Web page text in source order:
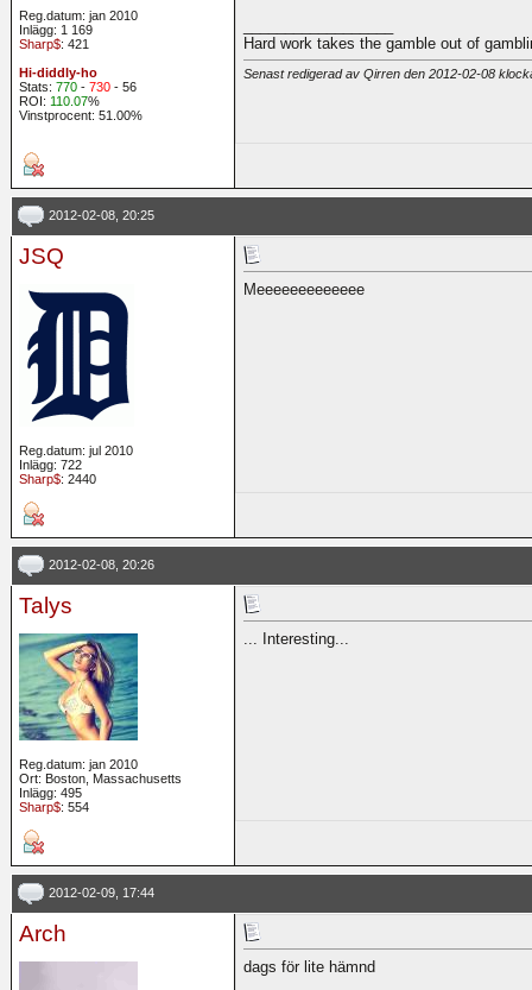
Reg.datum: jan 2010
Inlägg: 1 169
Sharp$: 421
Hi-diddly-ho
Stats: 770 - 730 - 56
ROI: 110.07%
Vinstprocent: 51.00%
Hard work takes the gamble out of
Senast redigerad av Qirren den 2012-02-08
2012-02-08, 20:25
JSQ
Reg.datum: jul 2010
Inlägg: 722
Sharp$: 2440
Meeeeeeeeeeeee
2012-02-08, 20:26
Talys
Reg.datum: jan 2010
Ort: Boston, Massachusetts
Inlägg: 495
Sharp$: 554
... Interesting...
2012-02-09, 17:44
Arch
dags för lite hämnd